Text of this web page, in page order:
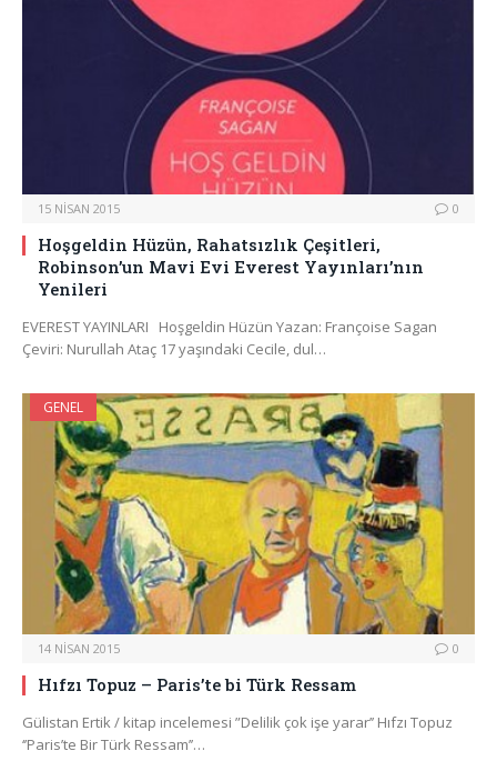
15 NISAN 2015 0
Hoşgeldin Hüzün, Rahatsızlık Çeşitleri,
Robinson’un Mavi Evi Everest Yayınları’nın
Yenileri
EVEREST YAYINLARI Hoşgeldin Hüzün Yazan: Françoise Sagan
Çeviri: Nurullah Ataç 17 yaşındaki Cecile, dul…
GENEL
14 NISAN 2015 0
Hıfzı Topuz – Paris’te bi Türk Ressam
Gülistan Ertik / kitap incelemesi ”Delilik çok işe yarar’’ Hıfzı Topuz
‘’Paris’te Bir Türk Ressam’’…